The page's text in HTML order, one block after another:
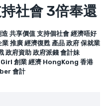
社會 3倍奉還
共享價值 支持個社會 經濟唔好
推廣 經濟復甦 產品 政府 保就業
政府資助 政府派錢 會計妹
創業 經濟 HongKong 香港
會計